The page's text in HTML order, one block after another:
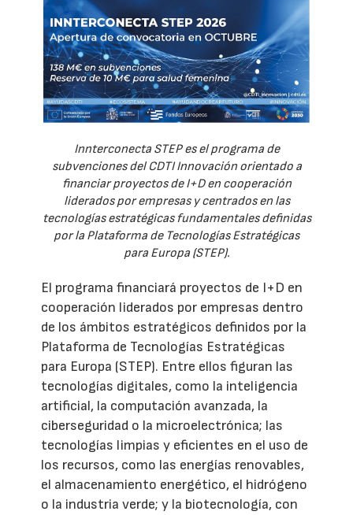
Innterconecta STEP es el programa de
subvenciones del CDTI Innovación orientado a
financiar proyectos de I+D en cooperación
liderados por empresas y centrados en las
tecnologías estratégicas fundamentales definidas
por la Plataforma de Tecnologías Estratégicas
para Europa (STEP).
El programa financiará proyectos de I+D en
cooperación liderados por empresas dentro
de los ámbitos estratégicos definidos por la
Plataforma de Tecnologías Estratégicas
para Europa (STEP). Entre ellos figuran las
tecnologías digitales, como la inteligencia
artificial, la computación avanzada, la
ciberseguridad o la microelectrónica; las
tecnologías limpias y eficientes en el uso de
los recursos, como las energías renovables,
el almacenamiento energético, el hidrógeno
o la industria verde; y la biotecnología, con